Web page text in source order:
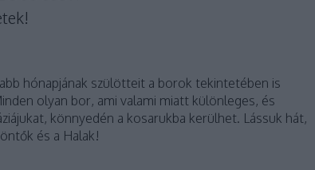
hónapjának szülötteit a borok tekintetében is
olyan bor, ami valami miatt különleges, és
könnyedén a kosarukba kerülhet. Lássuk hát,
és a Halak!